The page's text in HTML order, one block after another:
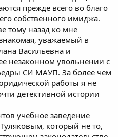
прежде всего во благо
собственного имиджа.
тому назад ко мне
уважаемый в
Васильевна и
незаконном увольнении с
СИ МАУП. За более чем
работы я не
детективной истории
учебное заведение
который не то,